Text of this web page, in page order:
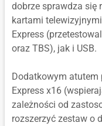
dobrze sprawdza się
kartami
Express
oraz TBS), jak i USB.
Dodatkowym atutem
Express x16
zależności od
rozszerzyć zestaw o